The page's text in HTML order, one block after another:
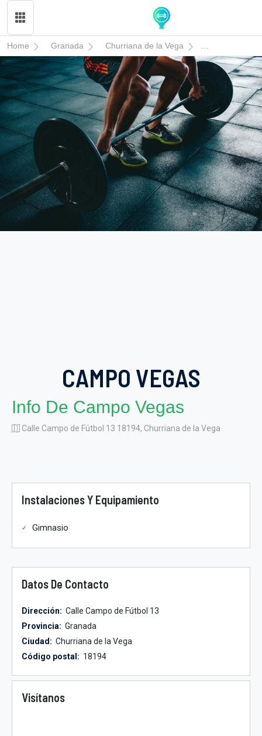
Home Granada Churriana de la Vega Campo Vegas
CAMPO VEGAS
Info De Campo Vegas
Calle Campo de Fútbol 13 18194, Churriana de la Vega
Instalaciones Y Equipamiento
Gimnasio
Datos De Contacto
Dirección: Calle Campo de Fútbol 13
Provincia: Granada
Ciudad: Churriana de la Vega
Código postal: 18194
Visítanos